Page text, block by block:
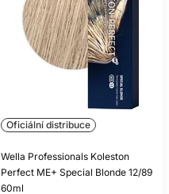
Oficiální distribuce
Wella Professionals Koleston
Perfect ME+ Special Blonde 12/89
60ml